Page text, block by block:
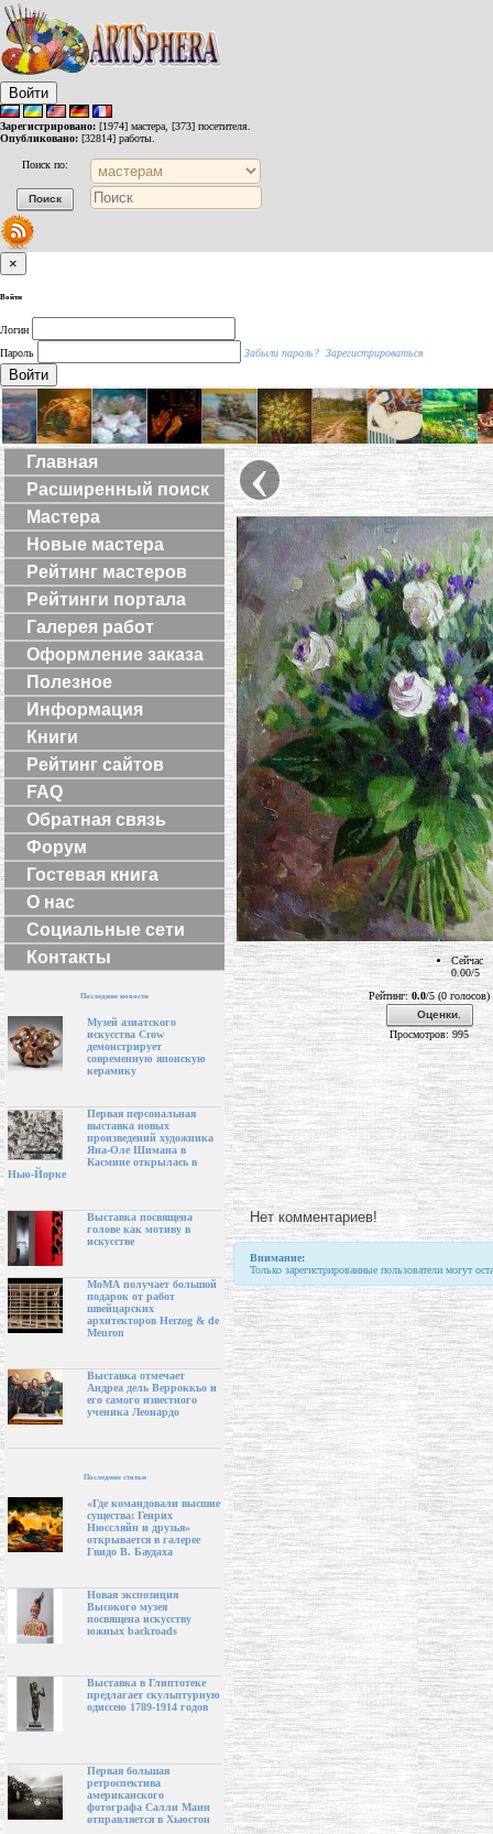
Войти
Зарегистрировано: [1974] мастера, [373] посетителя.
Опубликовано: [32814] работы.
Поиск по:
×
Войти
Логин
Пароль
Забыли пароль? Зарегистрироваться
Войти
Главная
Расширенный поиск
Мастера
Новые мастера
Рейтинг мастеров
Рейтинги портала
Галерея работ
Оформление заказа
Полезное
Информация
Книги
Рейтинг сайтов
FAQ
Обратная связь
Форум
Гостевая книга
О нас
Социальные сети
Контакты
Последние новости
Музей азиатского
искусства Crow
демонстрирует
современную японскую
керамику
Первая персональная
выставка новых
произведений художника
Яна-Оле Шимана в
Касмине открылась в
Нью-Йорке
Выставка посвящена
голове как мотиву в
искусстве
МоМА получает большой
подарок от работ
швейцарских
архитекторов Herzog & de
Meuron
Выставка отмечает
Андреа дель Верроккьо и
его самого известного
ученика Леонардо
Последние статьи
«Где командовали высшие
существа: Генрих
Нюссляйн и друзья»
открывается в галерее
Гвидо В. Баудаха
Новая экспозиция
Высокого музея
посвящена искусству
южных backroads
Выставка в Глиптотеке
предлагает скульптурную
одиссею 1789-1914 годов
Первая большая
ретроспектива
американского
фотографа Салли Манн
отправляется в Хьюстон
‹
Сейчас
0.00/5
Рейтинг:0.0/5 (0 голосов)
Оценки.
Просмотров: 995
Нет комментариев!
Внимание:
Только зарегистрированные пользователи могут